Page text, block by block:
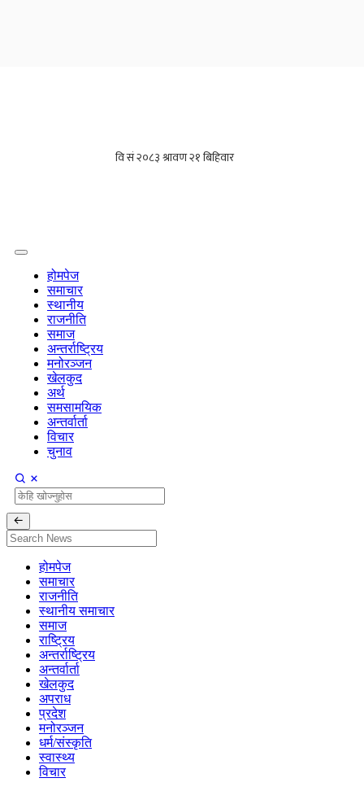
होमपेज
समाचार
स्थानीय
राजनीति
समाज
अन्तर्राष्ट्रिय
मनोरञ्जन
खेलकुद
अर्थ
समसामयिक
अन्तर्वार्ता
विचार
चुनाव
होमपेज
समाचार
राजनीति
स्थानीय समाचार
समाज
राष्ट्रिय
अन्तर्राष्ट्रिय
अन्तर्वार्ता
खेलकुद
अपराध
प्रदेश
मनोरञ्जन
धर्म/संस्कृति
स्वास्थ्य
विचार